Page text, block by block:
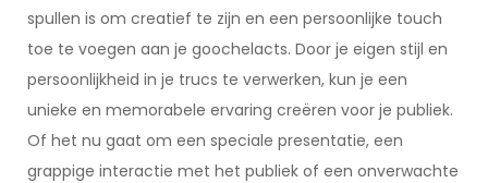
spullen is om creatief te zijn en een persoonlijke touch
toe te voegen aan je goochelacts. Door je eigen stijl en
persoonlijkheid in je trucs te verwerken, kun je een
unieke en memorabele ervaring creëren voor je publiek.
Of het nu gaat om een speciale presentatie, een
grappige interactie met het publiek of een onverwachte